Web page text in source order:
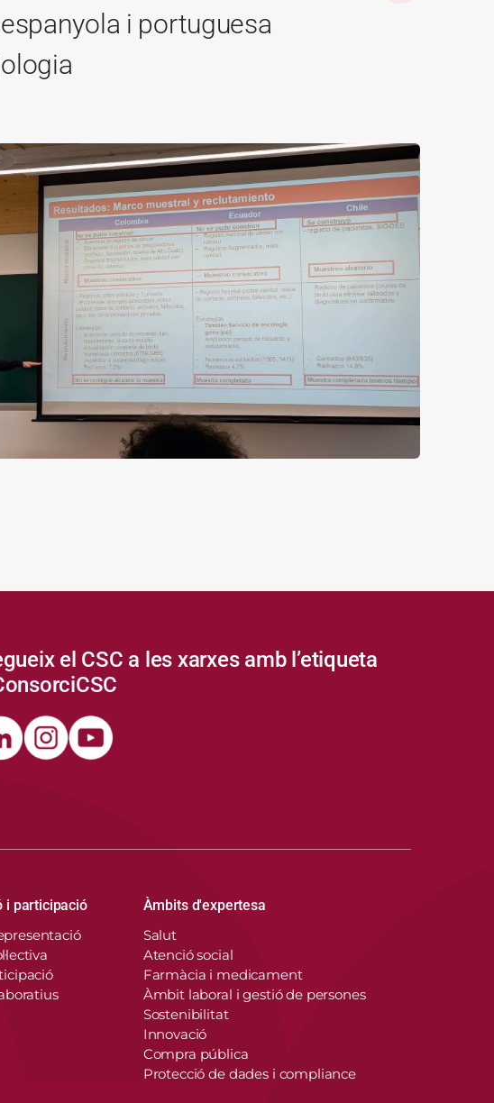
i portuguesa
Imatge
el CSC a les xarxes amb l’etiqueta
i participació
Àmbits d'expertesa
Salut
Atenció social
Farmàcia i medicament
Àmbit laboral i gestió de persones
Sostenibilitat
Innovació
Compra pública
Protecció de dades i compliance